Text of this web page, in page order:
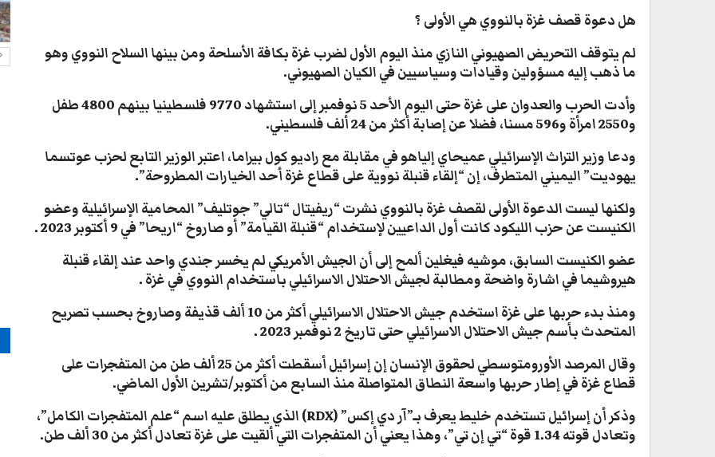
هل دعوة قصف غزة بالنووي هي الأولى ؟
لم يتوقف التحريض الصهيوني النازي منذ اليوم الأول لضرب غزة بكافة الأسلحة ومن بينها السلاح النووي وهو
ما ذهب إليه مسؤولين وقيادات وسياسيين في الكيان الصهيوني.
وأدت الحرب والعدوان على غزة حتى اليوم الأحد 5 نوفمبر إلى استشهاد 9770 فلسطينيا بينهم 4800 طفل
و2550 امرأة و596 مسنا، فضلا عن إصابة أكثر من 24 ألف فلسطيني
.
ودعا وزير التراث الإسرائيلي عميحاي إلياهو في مقابلة مع راديو كول بيراما، اعتبر الوزير التابع لحزب عوتسما
يهوديت” اليميني المتطرف، إن “إلقاء قنبلة نووية على قطاع غزة أحد الخيارات المطروحة”.
ولكنها ليست الدعوة الأولى لقصف غزة بالنووي نشرت “ريفيتال “تالي” جوتليف” المحامية الإسرائيلية وعضو
الكنيست عن حزب الليكود كانت أول الداعيين لإستخدام “قنبلة القيامة” أو صاروخ “اريحا” في 9 أكتوبر 2023
.
عضو الكنيست السابق، موشيه فيغلين ألمح إلى أن الجيش الأمريكي لم يخسر جندي واحد عند إلقاء قنبلة
هيروشيما في اشارة واضحة ومطالبة لجيش الاحتلال الاسرائيلي باستخدام النووي في غزة.
ومنذ بدء حربها على غزة استخدم جيش الاحتلال الاسرائيلي أكثر من 10 ألف قذيفة وصاروخ بحسب تصريح
المتحدث بأسم جيش الاحتلال الاسرائيلي حتى تاريخ 2 نوفمبر 2023
.
وقال المرصد الأورومتوسطي لحقوق الإنسان إن إسرائيل أسقطت أكثر من 25 ألف طن من المتفجرات على
قطاع غزة في إطار حربها واسعة النطاق المتواصلة منذ السابع من أكتوبر/تشرين الأول الماضي.
وذكر أن إسرائيل تستخدم خليط يعرف بـ”آر دي إكس” (RDX)
الذي يطلق عليه اسم “علم المتفجرات الكامل”،
وتعادل قوته 1.34 قوة “تي إن تي”، وهذا يعني أن المتفجرات التي ألقيت على غزة تعادل أكثر من 30 ألف طن
.